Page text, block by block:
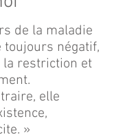
de la maladie
toujours négatif,
la restriction et
elle
»